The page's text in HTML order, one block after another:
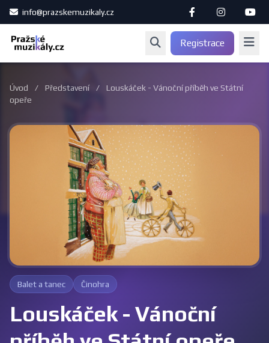
info@prazskemuzikaly.cz
Registrace
Úvod / Představení /
Louskáček - Vánoční příběh ve Státní
opeře
Balet a tanec Činohra
Louskáček - Vánoční